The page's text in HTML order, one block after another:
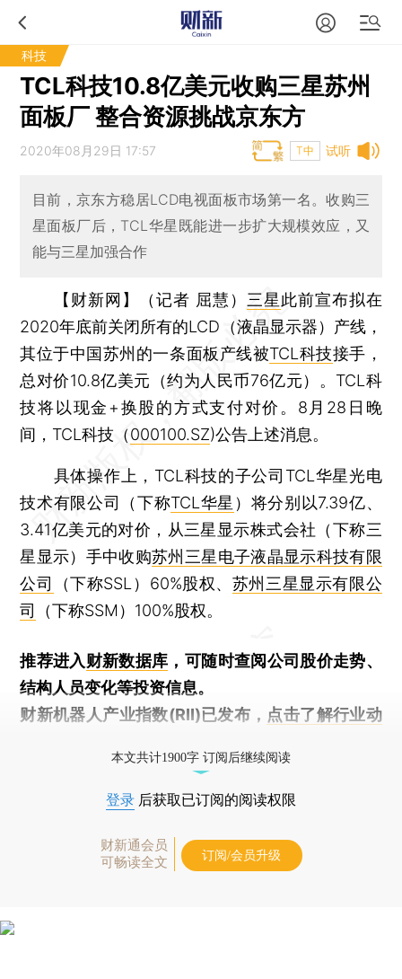
科技
TCL科技10.8亿美元收购三星苏州
面板厂 整合资源挑战京东方
试听
2020年08月29日 17:57 T中
目前，京东方稳居LCD电视面板市场第一名。收购三
星面板厂后，TCL华星既能进一步扩大规模效应，又
能与三星加强合作
【财新网】（记者 屈慧） 三星此前宣布拟在
2020年底前关闭所有的LCD（液晶显示器）产线，
其位于中国苏州的一条面板产线被TCL科技接手，
总对价10.8亿美元（约为人民币76亿元）。TCL科
技将以现金+换股的方式支付对价。8月28日晚
间，TCL科技（000100.SZ)公告上述消息。
具体操作上，TCL科技的子公司TCL华星光电
技术有限公司（下称TCL华星 ）将分别以7.39亿、
3.41亿美元的对价，从三星显示株式会社（下称三
星显示）手中收购苏州三星电子液晶显示科技有限
公司
（下称SSL）60%股权、 苏州三星显示有限公
司
（下称SSM）100%股权。
推荐进入财新数据库 ，可随时查阅公司股价走势、
结构人员变化等投资信息。
财新机器人产业指数(RII)已发布， 点击了解行业动
本文共计1900字 订阅后继续阅读
登录 后获取已订阅的阅读权限
财新通会员
可畅读全文
订阅/会员升级